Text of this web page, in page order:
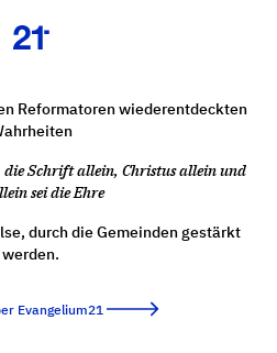
Reformatoren wiederentdeckten
Schrift allein, Christus allein und
sei die Ehre
durch die Gemeinden gestärkt
werden.
Evangelium21